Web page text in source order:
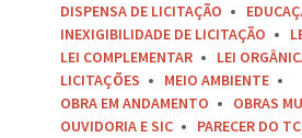
DISPENSA DE LICITAÇÃO
INEXIGIBILIDADE DE LICITAÇÃO
LEI COMPLEMENTAR
LEI
LICITAÇÕES
MEIO AMBIENTE
OBRA EM ANDAMENTO
OBRAS
OUVIDORIA E SIC
PARECER DO